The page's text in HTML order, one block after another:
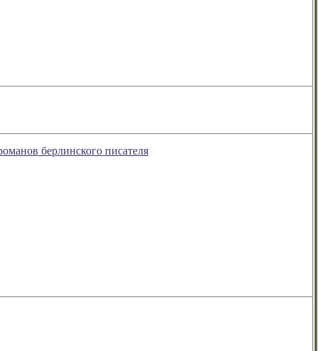
берлинского писателя